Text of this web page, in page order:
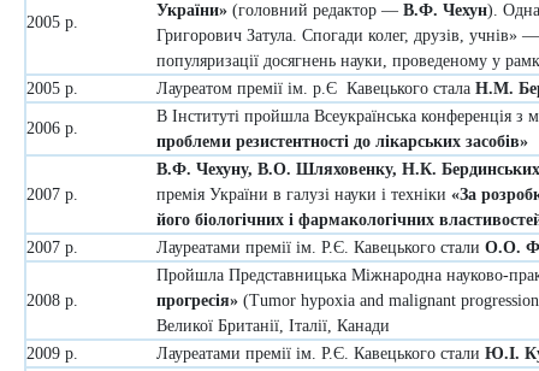
2005 р.
України» (головний редактор — В.Ф. Чехун).
Григорович Затула. Спогади колег, друзів, учнів»
популяризації досягнень науки, проведеному у
2005 р.
Лауреатом премії ім. р.Є Кавецького стала Н.М.
2006 р.
В Інституті пройшла Всеукраїнська конференція
проблеми резистентності до лікарських засобів»
2007 р.
В.Ф. Чехуну, В.О. Шляховенку, Н.К.
премія України в галузі науки і техніки «За
його біологічних і фармакологічних
2007 р.
Лауреатами премії ім. Р.Є. Кавецького стали О.О.
2008 р.
Пройшла Представницька Міжнародна науково-
прогресія» (Tumor hypoxia and malignant
Великої Британії, Італії, Канади
2009 р.
Лауреатами премії ім. Р.Є. Кавецького стали Ю.І.